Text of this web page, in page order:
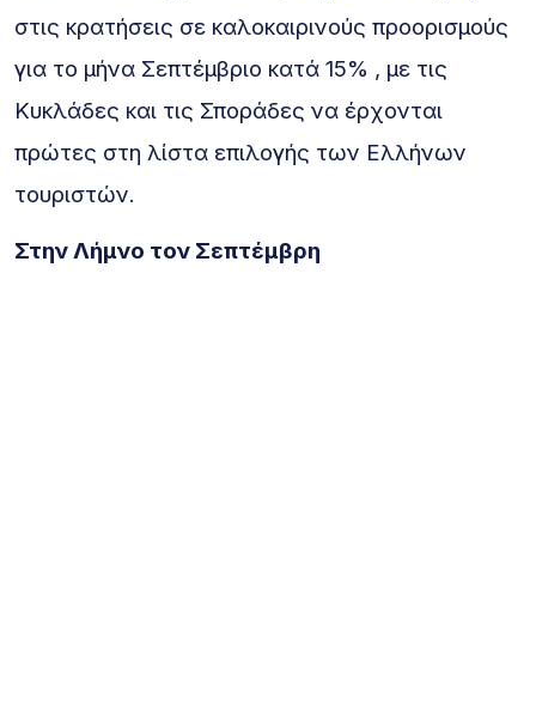
στις κρατήσεις σε καλοκαιρινούς προορισμούς
για το μήνα Σεπτέμβριο κατά 15% , με τις
Κυκλάδες και τις Σποράδες να έρχονται
πρώτες στη λίστα επιλογής των Ελλήνων
τουριστών.
Στην Λήμνο τον Σεπτέμβρη